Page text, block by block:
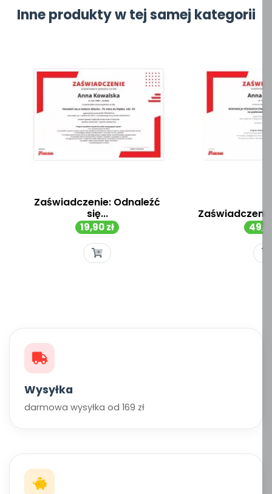
Inne produkty w tej samej kategorii
Zaświadczenie: Odnaleźć
się...
Cena
19,90 zł
Wysyłka
darmowa wysyłka od 169 zł